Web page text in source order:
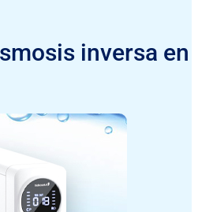
inversa en